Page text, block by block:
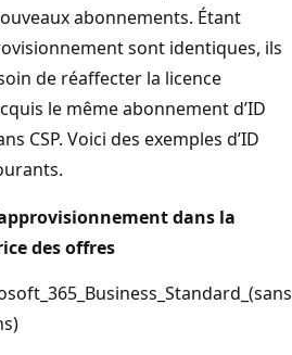
abonnements. Étant
sont identiques, ils
de réaffecter la licence
le même abonnement d’ID
CSP. Voici des exemples d’ID
dans la
des offres